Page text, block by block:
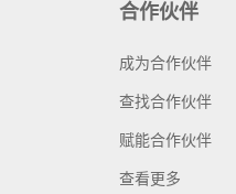
合作伙伴
成为合作伙伴
查找合作伙伴
赋能合作伙伴
查看更多